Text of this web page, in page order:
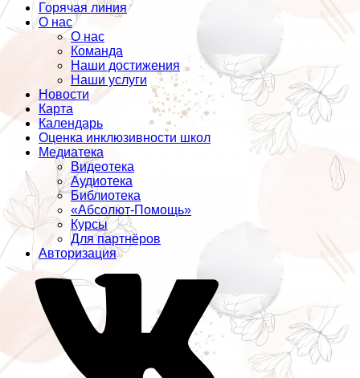
Горячая линия
О нас
О нас
Команда
Наши достижения
Наши услуги
Новости
Карта
Календарь
Оценка инклюзивности школ
Медиатека
Видеотека
Аудиотека
Библиотека
«Абсолют-Помощь»
Курсы
Для партнёров
Авторизация